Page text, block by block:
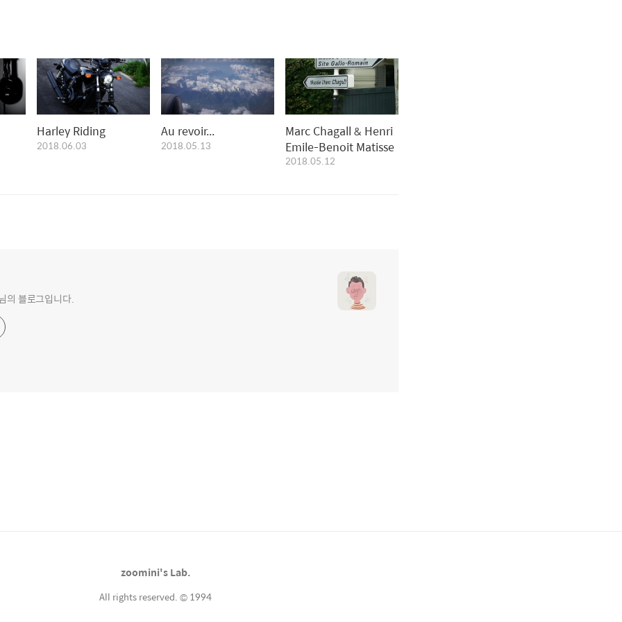
Harley Riding
2018.06.03
Au revoir...
2018.05.13
Marc Chagall & Henri
Emile-Benoit Matisse
2018.05.12
블로그입니다.
zoomini's Lab.
All rights reserved. © 1994